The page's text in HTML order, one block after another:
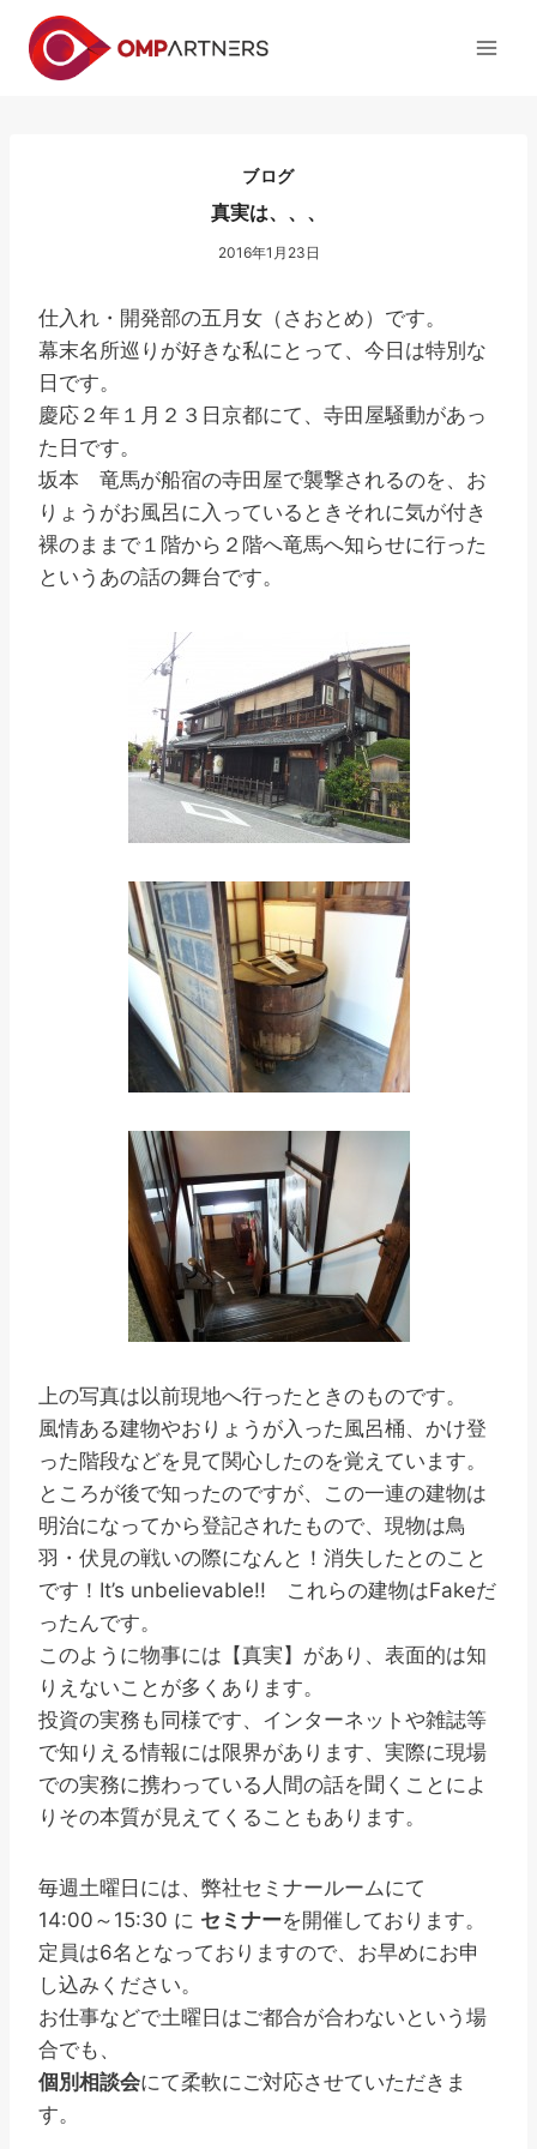
ブログ
真実は、、、
2016年1月23日
仕入れ・開発部の五月女（さおとめ）です。
幕末名所巡りが好きな私にとって、今日は特別な
日です。
慶応２年１月２３日京都にて、寺田屋騒動があっ
た日です。
坂本 竜馬が船宿の寺田屋で襲撃されるのを、お
りょうがお風呂に入っているときそれに気が付き
裸のままで１階から２階へ竜馬へ知らせに行った
というあの話の舞台です。
上の写真は以前現地へ行ったときのものです。
風情ある建物やおりょうが入った風呂桶、かけ登
った階段などを見て関心したのを覚えています。
ところが後で知ったのですが、この一連の建物は
明治になってから登記されたもので、現物は鳥
羽・伏見の戦いの際になんと！消失したとのこと
です！It’s unbelievable!! これらの建物はFakeだ
ったんです。
このように物事には【真実】があり、表面的は知
りえないことが多くあります。
投資の実務も同様です、インターネットや雑誌等
で知りえる情報には限界があります、実際に現場
での実務に携わっている人間の話を聞くことによ
りその本質が見えてくることもあります。
毎週土曜日には、弊社セミナールームにて
14:00～15:30 に セミナーを開催しております。
定員は6名となっておりますので、お早めにお申
し込みください。
お仕事などで土曜日はご都合が合わないという場
合でも、
個別相談会にて柔軟にご対応させていただきま
す。